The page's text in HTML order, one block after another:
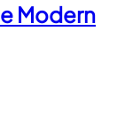
Modern